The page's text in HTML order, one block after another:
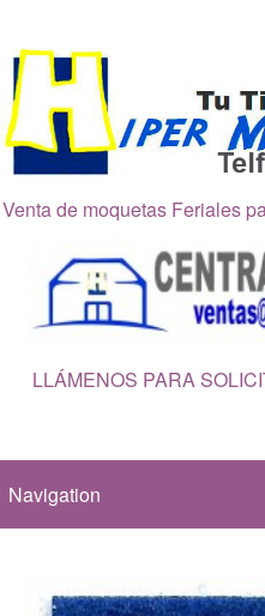
Venta de moquetas Feriales
LLÁMENOS PARA